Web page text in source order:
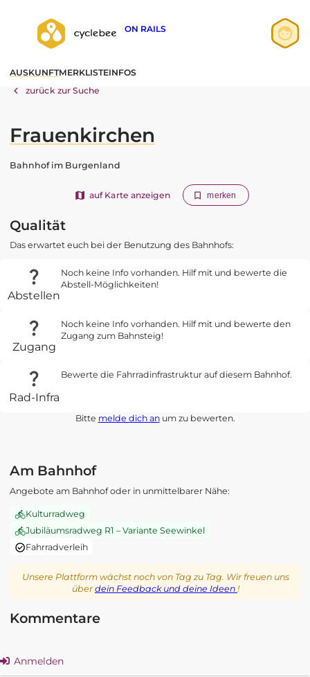
ON RAILS
AUSKUNFTMERKLISTEINFOS
zurück zur Suche
Frauenkirchen
Bahnhof im Burgenland
auf Karte anzeigen merken
Qualität
Das erwartet euch bei der Benutzung des Bahnhofs:
Abstellen
Noch keine Info vorhanden. Hilf mit und bewerte die
Abstell-Möglichkeiten!
Zugang
Noch keine Info vorhanden. Hilf mit und bewerte den
Zugang zum Bahnsteig!
Rad-Infra
Bewerte die Fahrradinfrastruktur auf diesem Bahnhof.
Bitte melde dich anum zu bewerten.
Am Bahnhof
Angebote am Bahnhof oder in unmittelbarer Nähe:
Kulturradweg
Jubiläumsradweg R1 – Variante Seewinkel
Fahrradverleih
Unsere Plattform wächst noch von Tag zu Tag. Wir freuen uns
überdein Feedback und deine Ideen !
Kommentare
Anmelden